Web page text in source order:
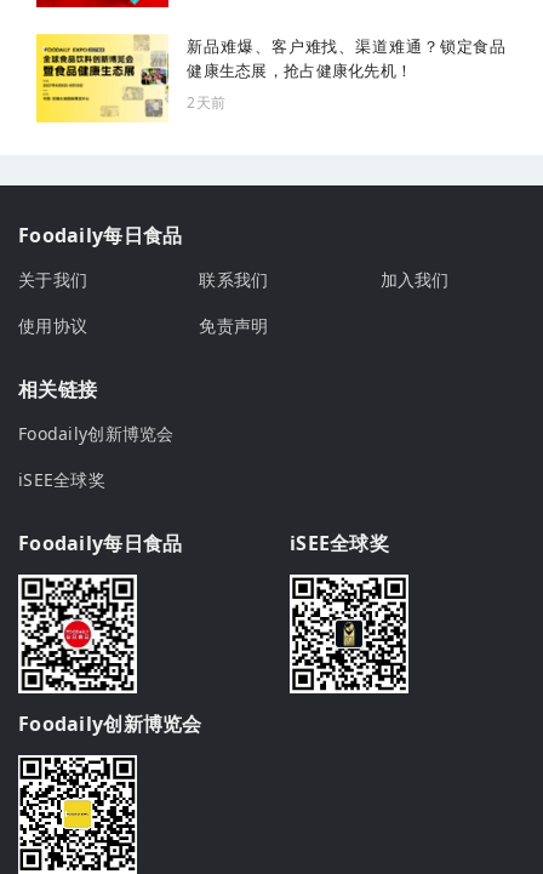
新品难爆、客户难找、渠道难通？锁定食品
健康生态展，抢占健康化先机！
2天前
Foodaily每日食品
关于我们 联系我们
加入我们
使用协议
免责声明
相关链接
Foodaily创新博览会
iSEE全球奖
Foodaily每日食品 iSEE全球奖
Foodaily创新博览会